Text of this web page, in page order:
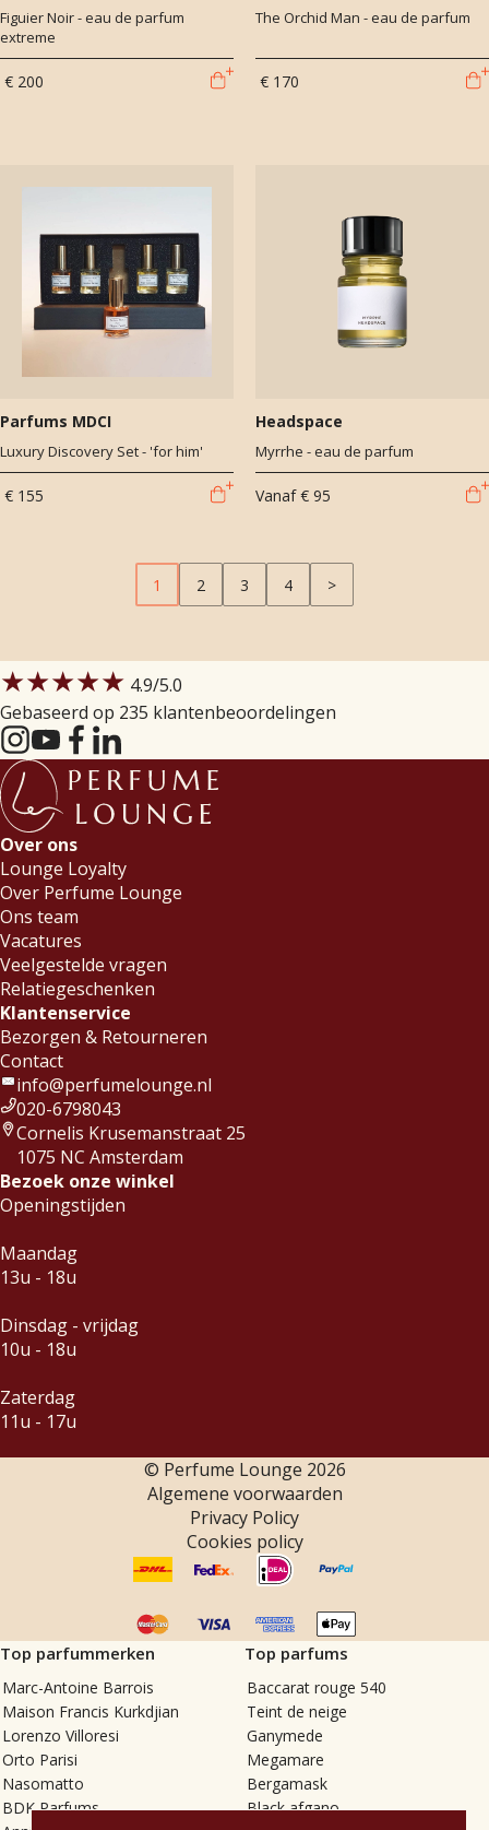
Figuier Noir - eau de parfum
extreme
€ 200
The Orchid Man - eau de parfum
€ 170
Parfums MDCI
Luxury Discovery Set - 'for him'
€ 155
Headspace
Myrrhe - eau de parfum
Vanaf € 95
1 2 3 4 >
★★★★★ 4.9/5.0
Gebaseerd op 235 klantenbeoordelingen
Over ons
Lounge Loyalty
Over Perfume Lounge
Ons team
Vacatures
Veelgestelde vragen
Relatiegeschenken
Klantenservice
Bezorgen & Retourneren
Contact
info@perfumelounge.nl
020-6798043
Cornelis Krusemanstraat 25
1075 NC Amsterdam
Bezoek onze winkel
Openingstijden
Maandag
13u - 18u
Dinsdag - vrijdag
10u - 18u
Zaterdag
11u - 17u
© Perfume Lounge 2026
Algemene voorwaarden
Privacy Policy
Cookies policy
Top parfummerken
Marc-Antoine Barrois
Maison Francis Kurkdjian
Lorenzo Villoresi
Orto Parisi
Nasomatto
BDK Parfums
Top parfums
Baccarat rouge 540
Teint de neige
Ganymede
Megamare
Bergamask
Black afgano